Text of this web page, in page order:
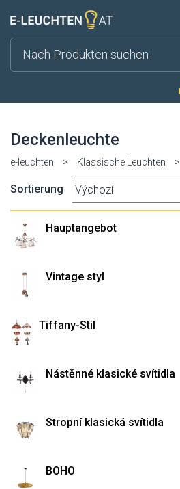
Deckenleuchte
e-leuchten > Klassische Leuchten >
Sortierung
Hauptangebot
Vintage styl
Tiffany-Stil
Nástěnné klasické svítidla
Stropní klasická svítidla
BOHO